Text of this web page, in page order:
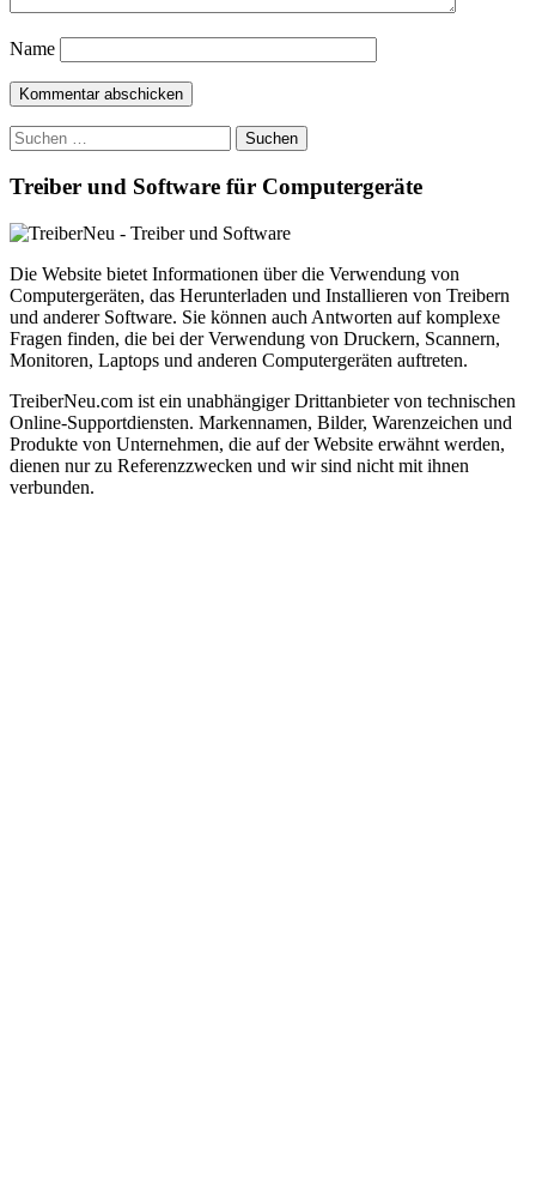
Name
Suchen
nach:
Treiber und Software für Computergeräte
Die Website bietet Informationen über die Verwendung von
Computergeräten, das Herunterladen und Installieren von Treibern
und anderer Software. Sie können auch Antworten auf komplexe
Fragen finden, die bei der Verwendung von Druckern, Scannern,
Monitoren, Laptops und anderen Computergeräten auftreten.
TreiberNeu.com ist ein unabhängiger Drittanbieter von technischen
Online-Supportdiensten. Markennamen, Bilder, Warenzeichen und
Produkte von Unternehmen, die auf der Website erwähnt werden,
dienen nur zu Referenzzwecken und wir sind nicht mit ihnen
verbunden.